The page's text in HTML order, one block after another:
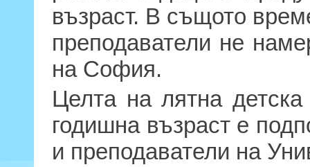
възраст. В същото
преподаватели не
на София.
Целта на лятна
годишна възраст е
и преподаватели на